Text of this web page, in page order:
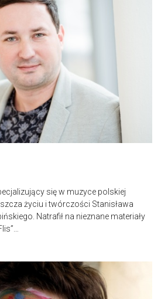
się w muzyce polskiej
życiu i twórczości Stanisława
Natrafił na nieznane materiały